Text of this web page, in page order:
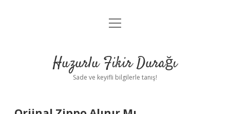
Anasayfa
Yasal Uyarı
menüyü
Huzurlu Fikir Durağı
Sade ve keyifli bilgilerle tanış!